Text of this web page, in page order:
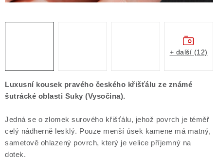
Luxusní kousek pravého českého křišťálu ze známé
šutrácké oblasti Suky (Vysočina).
Jedná se o zlomek surového křišťálu, jehož povrch je téměř
celý nádherně lesklý. Pouze menší úsek kamene má matný,
sametově ohlazený povrch, který je velice příjemný na
dotek.
+ další (12)